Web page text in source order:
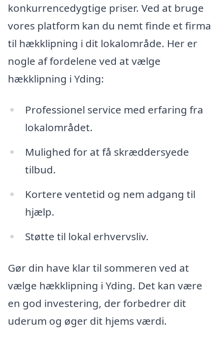
konkurrencedygtige priser. Ved at bruge
vores platform kan du nemt finde et firma
til hækklipning i dit lokalområde. Her er
nogle af fordelene ved at vælge
hækklipning i Yding:
Professionel service med erfaring fra
lokalområdet.
Mulighed for at få skræddersyede
tilbud.
Kortere ventetid og nem adgang til
hjælp.
Støtte til lokal erhvervsliv.
Gør din have klar til sommeren ved at
vælge hækklipning i Yding. Det kan være
en god investering, der forbedrer dit
uderum og øger dit hjems værdi.